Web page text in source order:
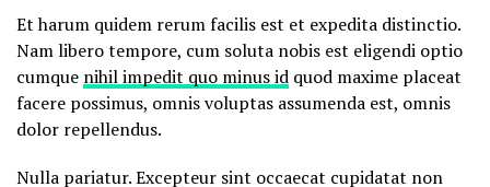
Et harum quidem rerum facilis est et expedita distinctio.
Nam libero tempore, cum soluta nobis est eligendi optio
cumque nihil impedit quo minus id quod maxime placeat
facere possimus, omnis voluptas assumenda est, omnis
dolor repellendus.
Nulla pariatur. Excepteur sint occaecat cupidatat non